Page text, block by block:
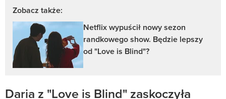
Zobacz także:
Netflix wypuścił nowy sezon
randkowego show. Będzie lepszy
od "Love is Blind"?
Daria z "Love is Blind" zaskoczyła